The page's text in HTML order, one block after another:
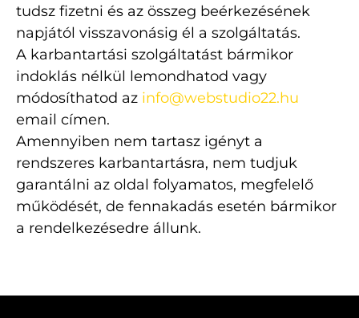
tudsz fizetni és az összeg beérkezésének
napjától visszavonásig él a szolgáltatás.
A karbantartási szolgáltatást bármikor
indoklás nélkül lemondhatod vagy
módosíthatod az info@webstudio22.hu
email címen.
Amennyiben nem tartasz igényt a
rendszeres karbantartásra, nem tudjuk
garantálni az oldal folyamatos, megfelelő
működését, de fennakadás esetén bármikor
a rendelkezésedre állunk.